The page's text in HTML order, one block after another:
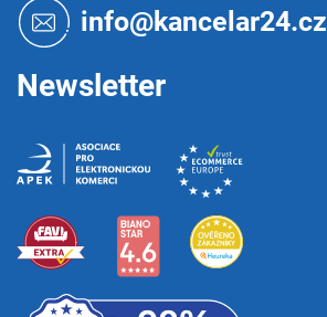
info@kancelar24.cz
Newsletter